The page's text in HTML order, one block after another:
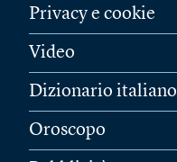
Privacy e cookie
Video
Dizionario italiano
Oroscopo